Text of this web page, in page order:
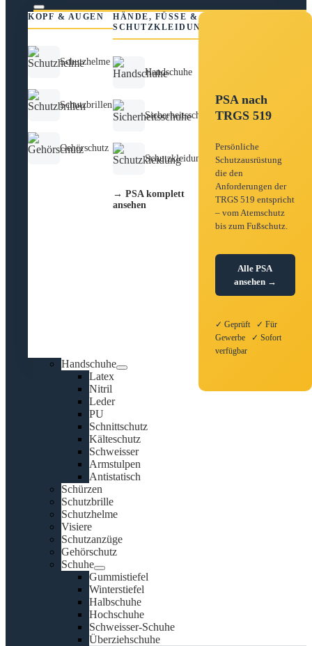
KOPF & AUGEN
Schutzhelme
Schutzbrillen
Gehörschutz
HÄNDE, FÜSSE &
SCHUTZKLEIDUNG
Handschuhe
Sicherheitsschuhe
Schutzkleidung
→ PSA komplett
ansehen
PSA nach
TRGS 519
Persönliche
Schutzausrüstung
die den
Anforderungen der
TRGS 519 entspricht
– vom Atemschutz
bis zum Fußschutz.
Alle PSA
ansehen →
✓ Geprüft ✓ Für
Gewerbe ✓ Sofort
verfügbar
Handschuhe
Latex
Nitril
Leder
PU
Schnittschutz
Kälteschutz
Schweisser
Armstulpen
Antistatisch
Schürzen
Schutzbrille
Schutzhelme
Visiere
Schutzanzüge
Gehörschutz
Schuhe
Gummistiefel
Winterstiefel
Halbschuhe
Hochschuhe
Schweisser-Schuhe
Überziehschuhe